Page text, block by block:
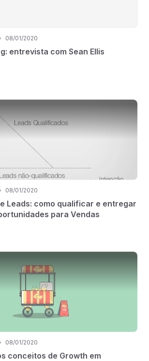
08/01/2020
entrevista com Sean Ellis
08/01/2020
Leads: como qualificar e entregar
para Vendas
08/01/2020
conceitos de Growth em